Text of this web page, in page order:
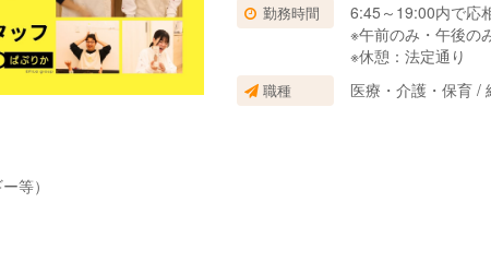
勤務時間
6:45～19:00内で応
※午前のみ・午後の
※休憩：法定通り
職種 医療・介護・保育 /
等）